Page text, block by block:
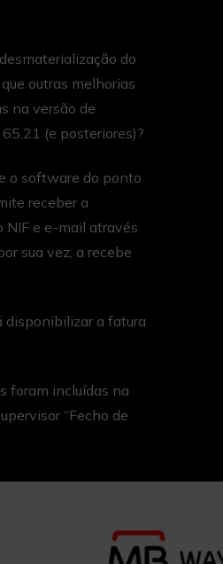
ao valor total de
em Km
de papel A4 na
e um cada
média, 10Cm de
É assim possível
por folha de
uma folha A4 é
1Km de
de 10101
do
outras melhorias
na versão de
(e posteriores)?
o software do ponto
receber a
NIF e e-mail através
sua vez, a recebe
disponibilizar a fatura
foram incluídas na
“Fecho de